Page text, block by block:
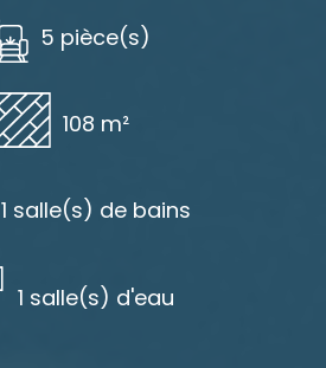
5 pièce(s)
108 m²
1 salle(s) de bains
1 salle(s) d'eau